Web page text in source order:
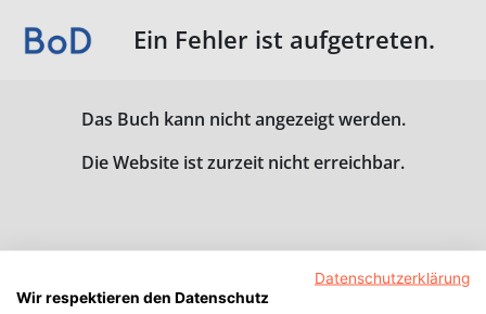
Ein Fehler ist aufgetreten.
Das Buch kann nicht angezeigt werden.
Die Website ist zurzeit nicht erreichbar.
Datenschutzerklärung
Wir respektieren den Datenschutz